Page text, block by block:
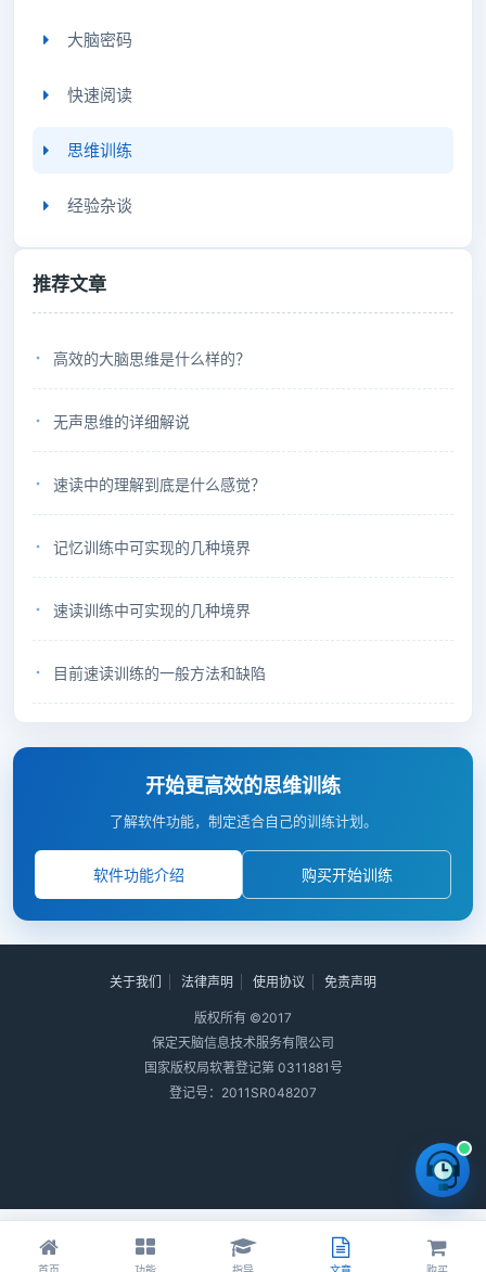
大脑密码
快速阅读
思维训练
经验杂谈
推荐文章
高效的大脑思维是什么样的？
无声思维的详细解说
速读中的理解到底是什么感觉？
记忆训练中可实现的几种境界
速读训练中可实现的几种境界
目前速读训练的一般方法和缺陷
开始更高效的思维训练
了解软件功能，制定适合自己的训练计划。
软件功能介绍 购买开始训练
关于我们 法律声明 使用协议 免责声明
版权所有 ©2017
保定天脑信息技术服务有限公司
国家版权局软著登记第 0311881号
登记号：2011SR048207
首页 功能 指导 文章 购买